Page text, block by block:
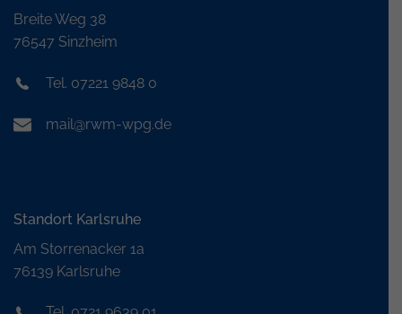
Breite Weg 38
76547 Sinzheim
Tel. 07221 9848 0
mail@rwm-wpg.de
Standort Karlsruhe
Am Storrenacker 1a
76139 Karlsruhe